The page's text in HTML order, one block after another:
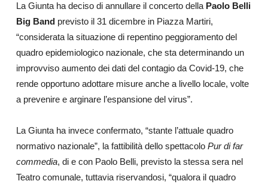
La Giunta ha deciso di annullare il concerto della Paolo Belli
Big Bandprevisto il 31 dicembre in Piazza Martiri,
“considerata la situazione di repentino peggioramento del
quadro epidemiologico nazionale, che sta determinando un
improvviso aumento dei dati del contagio da Covid-19, che
rende opportuno adottare misure anche a livello locale, volte
a prevenire e arginare l’espansione del virus”.
La Giunta ha invece confermato, “stante l’attuale quadro
normativo nazionale”, la fattibilità dello spettacolo Pur di far
commedia, di e con Paolo Belli, previsto la stessa sera nel
Teatro comunale, tuttavia riservandosi, “qualora il quadro